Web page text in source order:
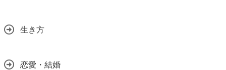
生き方
恋愛・結婚